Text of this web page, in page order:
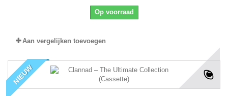
Op voorraad
Aan vergelijken toevoegen
NIEUW